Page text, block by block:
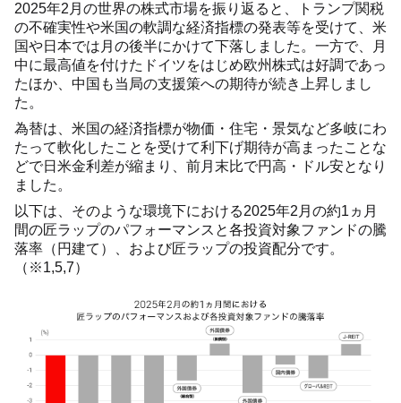
2025年2月の世界の株式市場を振り返ると、トランプ関税
の不確実性や米国の軟調な経済指標の発表等を受けて、米
国や日本では月の後半にかけて下落しました。一方で、月
中に最高値を付けたドイツをはじめ欧州株式は好調であっ
たほか、中国も当局の支援策への期待が続き上昇しまし
た。
為替は、米国の経済指標が物価・住宅・景気など多岐にわ
たって軟化したことを受けて利下げ期待が高まったことな
どで日米金利差が縮まり、前月末比で円高・ドル安となり
ました。
以下は、そのような環境下における2025年2月の約1ヵ月
間の匠ラップのパフォーマンスと各投資対象ファンドの騰
落率（円建て）、および匠ラップの投資配分です。
（※1,5,7）